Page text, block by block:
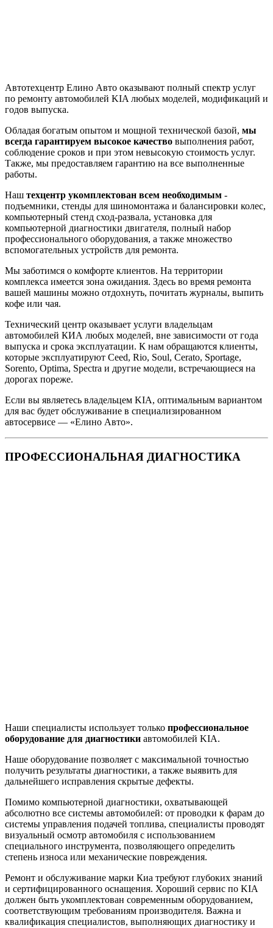
Автотехцентр Елино Авто оказывают полный спектр услуг
по ремонту автомобилей KIA любых моделей, модификаций и
годов выпуска.
Обладая богатым опытом и мощной технической базой, мы
всегда гарантируем высокое качество выполнения работ,
соблюдение сроков и при этом невысокую стоимость услуг.
Также, мы предоставляем гарантию на все выполненные
работы.
Наш техцентр укомплектован всем необходимым -
подъемники, стенды для шиномонтажа и балансировки колес,
компьютерный стенд сход-развала, установка для
компьютерной диагностики двигателя, полный набор
профессионального оборудования, а также множество
вспомогательных устройств для ремонта.
Мы заботимся о комфорте клиентов. На территории
комплекса имеется зона ожидания. Здесь во время ремонта
вашей машины можно отдохнуть, почитать журналы, выпить
кофе или чая.
Технический центр оказывает услуги владельцам
автомобилей КИА любых моделей, вне зависимости от года
выпуска и срока эксплуатации. К нам обращаются клиенты,
которые эксплуатируют Ceed, Rio, Soul, Cerato, Sportage,
Sorento, Optima, Spectra и другие модели, встречающиеся на
дорогах пореже.
Если вы являетесь владельцем KIA, оптимальным вариантом
для вас будет обслуживание в специализированном
автосервисе — «Елино Авто».
ПРОФЕССИОНАЛЬНАЯ ДИАГНОСТИКА
Наши специалисты использует только профессиональное
оборудование для диагностики автомобилей KIA.
Наше оборудование позволяет с максимальной точностью
получить результаты диагностики, а также выявить для
дальнейшего исправления скрытые дефекты.
Помимо компьютерной диагностики, охватывающей
абсолютно все системы автомобилей: от проводки к фарам до
системы управления подачей топлива, специалисты проводят
визуальный осмотр автомобиля с использованием
специального инструмента, позволяющего определить
степень износа или механические повреждения.
Ремонт и обслуживание марки Киа требуют глубоких знаний
и сертифицированного оснащения. Хороший сервис по KIA
должен быть укомплектован современным оборудованием,
соответствующим требованиям производителя. Важна и
квалификация специалистов, выполняющих диагностику и